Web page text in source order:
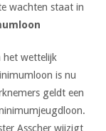
wachten staat in
het wettelijk
is nu
geldt een
Asscher wijzigt